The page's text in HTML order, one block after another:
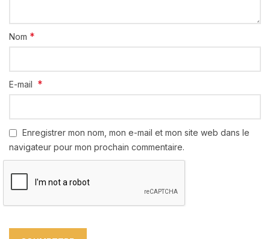
Nom *
E-mail *
Enregistrer mon nom, mon e-mail et mon site web dans le
navigateur pour mon prochain commentaire.